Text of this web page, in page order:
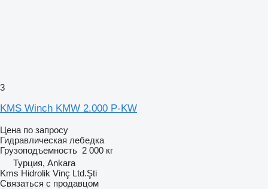
3
KMS Winch KMW 2.000 P-KW
Цена по запросу
Гидравлическая лебедка
Грузоподъемность 2 000 кг
Турция, Ankara
Kms Hidrolik Vinç Ltd.Şti
Связаться с продавцом